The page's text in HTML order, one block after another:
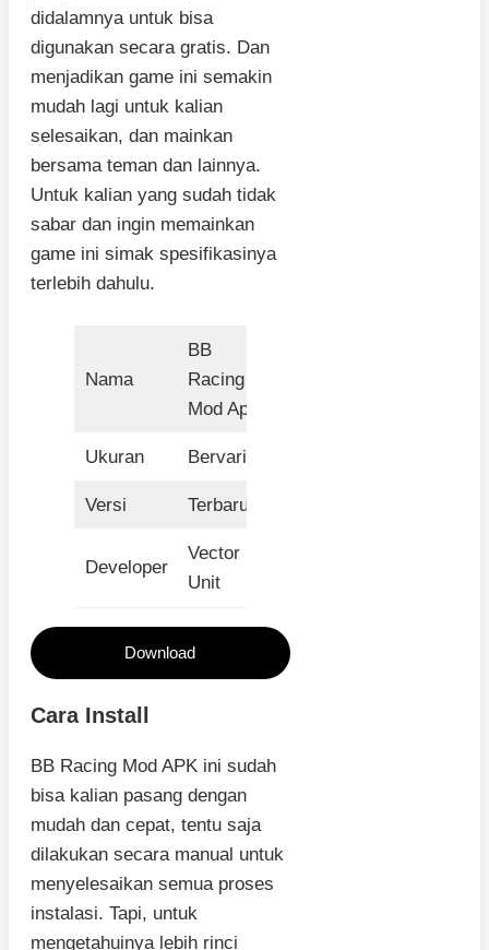
didalamnya untuk bisa
digunakan secara gratis. Dan
menjadikan game ini semakin
mudah lagi untuk kalian
selesaikan, dan mainkan
bersama teman dan lainnya.
Untuk kalian yang sudah tidak
sabar dan ingin memainkan
game ini simak spesifikasinya
terlebih dahulu.
Nama
BB
Racing
Mod Apk
Ukuran Bervariasi
Versi Terbaru
Developer
Vector
Unit
Download
Cara Install
BB Racing Mod APK ini sudah
bisa kalian pasang dengan
mudah dan cepat, tentu saja
dilakukan secara manual untuk
menyelesaikan semua proses
instalasi. Tapi, untuk
mengetahuinya lebih rinci